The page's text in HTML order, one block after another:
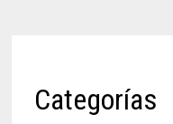
Categorías